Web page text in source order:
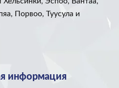
Порвоо, Туусула и
информация